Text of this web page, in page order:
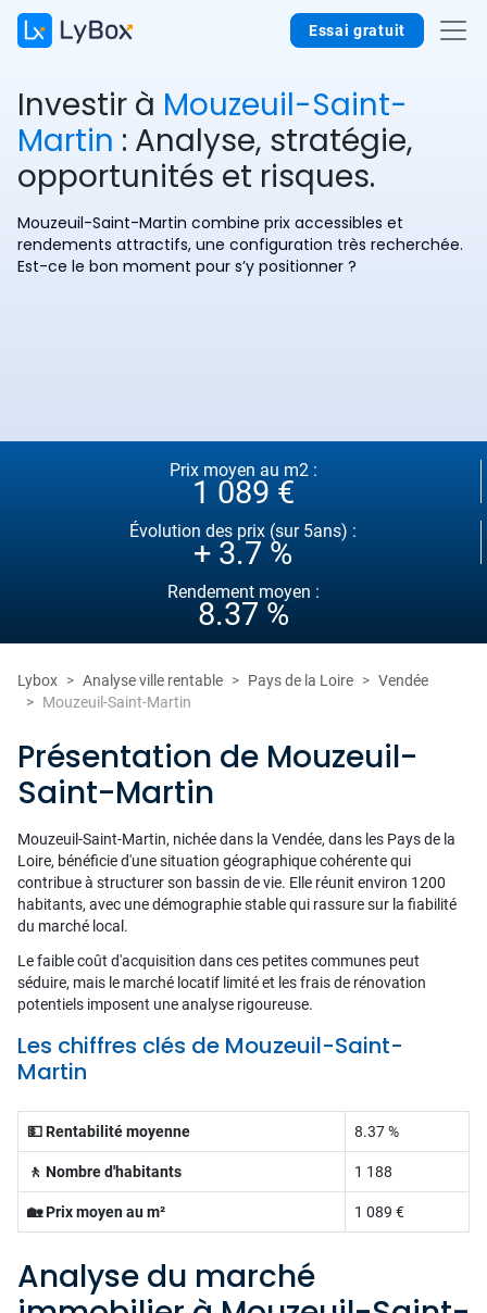
Essai gratuit
Investir à Mouzeuil-Saint-
Martin : Analyse, stratégie,
opportunités et risques.
Mouzeuil-Saint-Martin combine prix accessibles et
rendements attractifs, une configuration très recherchée.
Est-ce le bon moment pour s’y positionner ?
Prix moyen au m2 :
1 089 €
Évolution des prix (sur 5ans) :
+ 3.7 %
Rendement moyen :
8.37 %
Lybox Analyse ville rentable Pays de la Loire
Vendée
Mouzeuil-Saint-Martin
Présentation de Mouzeuil-
Saint-Martin
Mouzeuil-Saint-Martin, nichée dans la Vendée, dans les Pays de la
Loire, bénéficie d'une situation géographique cohérente qui
contribue à structurer son bassin de vie. Elle réunit environ 1200
habitants, avec une démographie stable qui rassure sur la fiabilité
du marché local.
Le faible coût d'acquisition dans ces petites communes peut
séduire, mais le marché locatif limité et les frais de rénovation
potentiels imposent une analyse rigoureuse.
Les chiffres clés de Mouzeuil-Saint-
Martin
💵 Rentabilité moyenne 8.37 %
🚶 Nombre d'habitants 1 188
🏡 Prix moyen au m² 1 089 €
Analyse du marché